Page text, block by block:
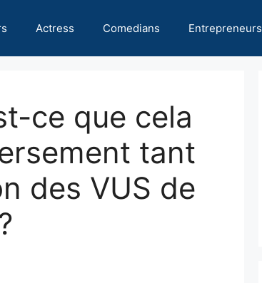
Actress Comedians Entrepreneurs
ce que cela
tant
des VUS de